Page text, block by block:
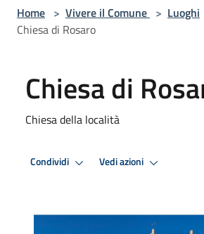
Home > Vivere il Comune > Luoghi
Chiesa di Rosaro
Chiesa di
Chiesa della località
Condividi Vedi azioni